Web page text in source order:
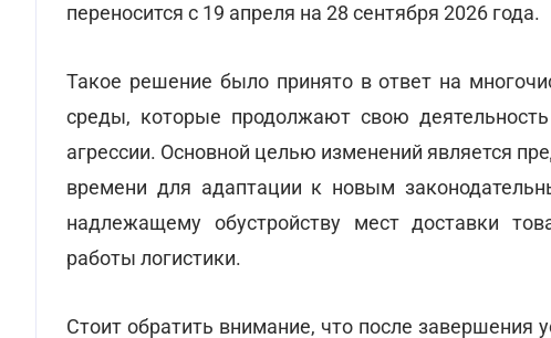
переносится с 19 апреля на 28 сентября 2026 года.
Такое решение было принято в ответ на
среды, которые продолжают свою
агрессии. Основной целью изменений является
времени для адаптации к новым
надлежащему обустройству мест доставки
работы логистики.
Стоит обратить внимание, что после завершения